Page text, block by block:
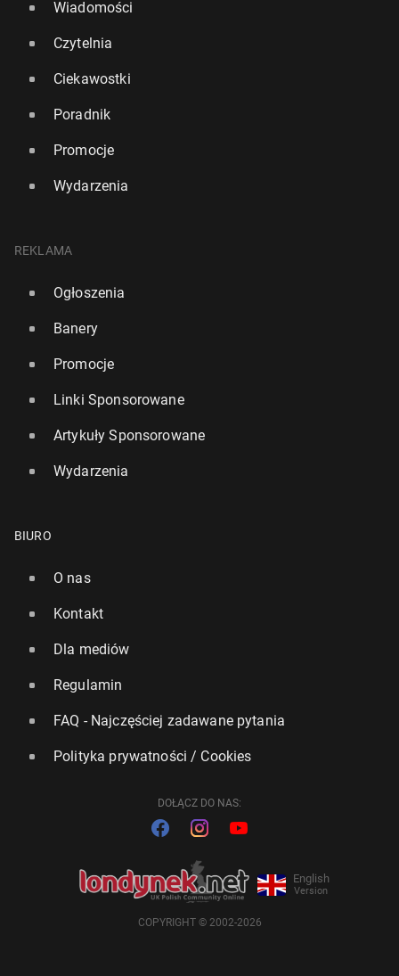
Wiadomości
Czytelnia
Ciekawostki
Poradnik
Promocje
Wydarzenia
REKLAMA
Ogłoszenia
Banery
Promocje
Linki Sponsorowane
Artykuły Sponsorowane
Wydarzenia
BIURO
O nas
Kontakt
Dla mediów
Regulamin
FAQ - Najczęściej zadawane pytania
Polityka prywatności / Cookies
DOŁĄCZ DO NAS:
English
Version
COPYRIGHT © 2002-2026